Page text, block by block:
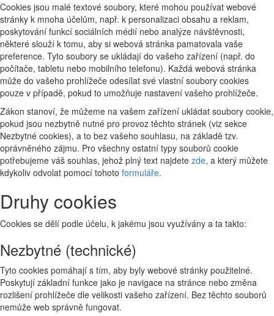
Cookies jsou malé textové soubory, které mohou používat webové
stránky k mnoha účelům, např. k personalizaci obsahu a reklam,
poskytování funkcí sociálních médií nebo analýze návštěvnosti,
některé slouží k tomu, aby si webová stránka pamatovala vaše
preference. Tyto soubory se ukládají do vašeho zařízení (např. do
počítače, tabletu nebo mobilního telefonu). Každá webová stránka
může do vašeho prohlížeče odesílat své vlastní soubory cookies
pouze v případě, pokud to umožňuje nastavení vašeho prohlížeče.
Zákon stanoví, že můžeme na vašem zařízení ukládat soubory cookie,
pokud jsou nezbytně nutné pro provoz těchto stránek (viz sekce
Nezbytné cookies), a to bez vašeho souhlasu, na základě tzv.
oprávněného zájmu. Pro všechny ostatní typy souborů cookie
potřebujeme váš souhlas, jehož plný text najdete zde, a který můžete
kdykoliv odvolat pomocí tohoto formuláře.
Druhy cookies
Cookies se dělí podle účelu, k jakému jsou využívány a ta takto:
Nezbytné (technické)
Tyto cookies pomáhají s tím, aby byly webové stránky použitelné.
Poskytují základní funkce jako je navigace na stránce nebo změna
rozlišení prohlížeče dle velikosti vašeho zařízení. Bez těchto souborů
nemůže web správně fungovat.